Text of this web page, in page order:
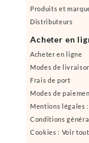
Produits et
Distributeurs
Acheter en
Acheter en ligne
Modes de
Frais de port
Modes de
Mentions légales
Conditions
Cookies : Voir